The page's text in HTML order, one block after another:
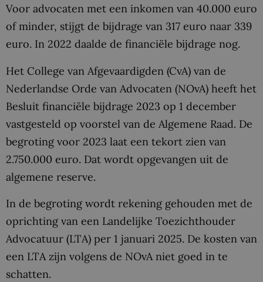
Voor advocaten met een inkomen van 40.000 euro
of minder, stijgt de bijdrage van 317 euro naar 339
euro. In 2022 daalde de financiële bijdrage nog.
Het College van Afgevaardigden (CvA) van de
Nederlandse Orde van Advocaten (NOvA) heeft het
Besluit financiële bijdrage 2023 op 1 december
vastgesteld op voorstel van de Algemene Raad. De
begroting voor 2023 laat een tekort zien van
2.750.000 euro. Dat wordt opgevangen uit de
algemene reserve.
In de begroting wordt rekening gehouden met de
oprichting van een Landelijke Toezichthouder
Advocatuur (LTA) per 1 januari 2025. De kosten van
een LTA zijn volgens de NOvA niet goed in te
schatten.